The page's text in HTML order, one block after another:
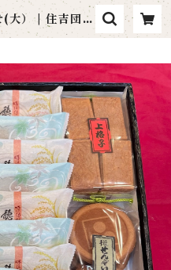
(大） | 住吉団子